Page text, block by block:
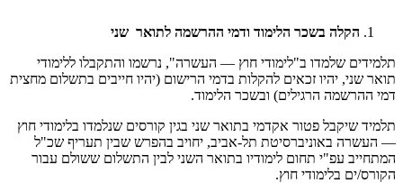
הקלה בשכר הלימוד ודמי ההרשמה לתואר שני
תלמידים שלמדו ב"לימודי חוץ — העשרה", נרשמו והתקבלו ללימודי
תואר שני, יהיו זכאים להקלות בדמי הרישום (יהיו חייבים בתשלום מחצית
דמי ההרשמה הרגילים) ובשכר הלימוד.
תלמיד שיקבל פטור אקדמי בתואר שני בגין קורסים שנלמדו בלימודי חוץ
— העשרה באוניברסיטת תל-אביב, יחויב בהפרש שבין תעריף שכ"ל
המתחייב עפ"י תחום לימודיו בתואר השני לבין התשלום ששולם עבור
הקורס/ים בלימודי חוץ.